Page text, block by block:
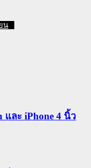
น
และ iPhone 4 นิ้ว